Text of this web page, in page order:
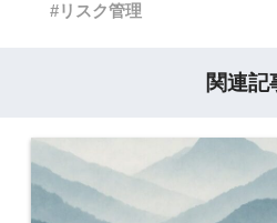
リスク管理
関連記